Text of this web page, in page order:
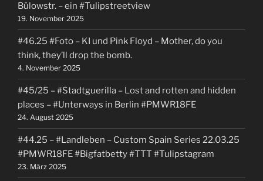
Tourismus?“
Bülowstr. – ein #Tulipstreetview
19. November 2025
#46.25 #Foto – KI und Pink Floyd – Mother, do you
think, they’ll drop the bomb.
4. November 2025
#45/25 – #Stadtguerilla – Lost and rotten and hidden
places – #Unterways in Berlin #PMWR18FE
24. August 2025
#44.25 – #Landleben – Custom Spain Series 22.03.25
#PMWR18FE #Bigfatbetty #TTT #Tulipstagram
23. März 2025